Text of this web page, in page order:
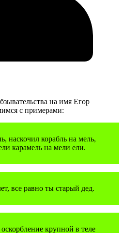
на имя Егор
с примерами:
наскочил корабль на мель,
карамель на мели ели.
все равно ты старый дед.
крупной в теле